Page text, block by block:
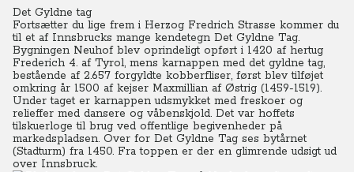
Det Gyldne tag
Fortsætter du lige frem i Herzog Fredrich Strasse kommer du
til et af Innsbrucks mange kendetegn Det Gyldne Tag.
Bygningen Neuhof blev oprindeligt opført i 1420 af hertug
Frederich 4. af Tyrol, mens karnappen med det gyldne tag,
bestående af 2.657 forgyldte kobberfliser, først blev tilføjet
omkring år 1500 af kejser Maxmillian af Østrig (1459-1519).
Under taget er karnappen udsmykket med freskoer og
relieffer med dansere og våbenskjold. Det var hoffets
tilskuerloge til brug ved offentlige begivenheder på
markedspladsen. Over for Det Gyldne Tag ses bytårnet
(Stadturm) fra 1450. Fra toppen er der en glimrende udsigt ud
over Innsbruck.